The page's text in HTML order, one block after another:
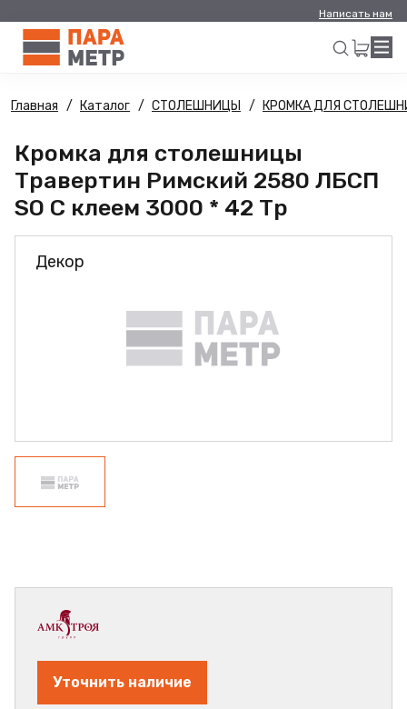
Написать нам
Искать
Главная Каталог СТОЛЕШНИЦЫ КРОМКА ДЛЯ
Кромка для столешницы
Травертин Римский 2580 ЛБСП
SO С клеем 3000 * 42 Тр
Декор
Уточнить наличие